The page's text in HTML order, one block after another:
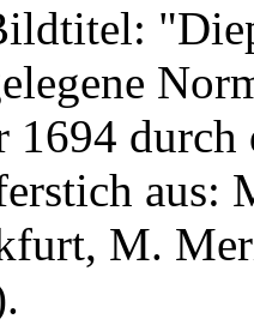
1694
aus:
M.